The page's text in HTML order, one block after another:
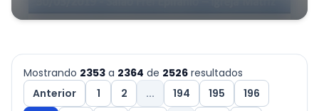
Mostrando 2353 a 2364 de 2526 resultados
Anterior
1 2 ... 194 195
196